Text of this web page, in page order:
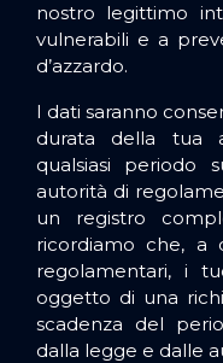
nostro legittimo
vulnerabili e a
d’azzardo.
I dati saranno
durata della tua
qualsiasi periodo
autorità di
un registro
ricordiamo che, a
regolamentari, i
oggetto di una
scadenza del
dalla legge e dalle